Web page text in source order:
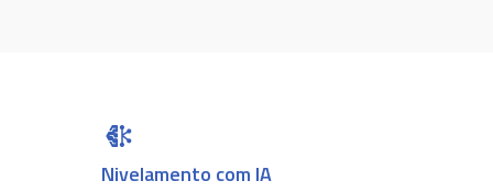
Nivelamento com IA